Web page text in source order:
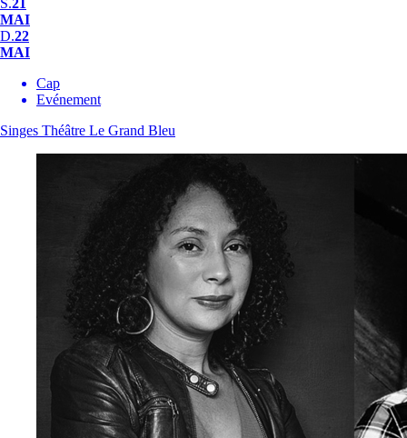
S.21
MAI
D.22
MAI
Cap
Evénement
Singes Théâtre Le Grand Bleu